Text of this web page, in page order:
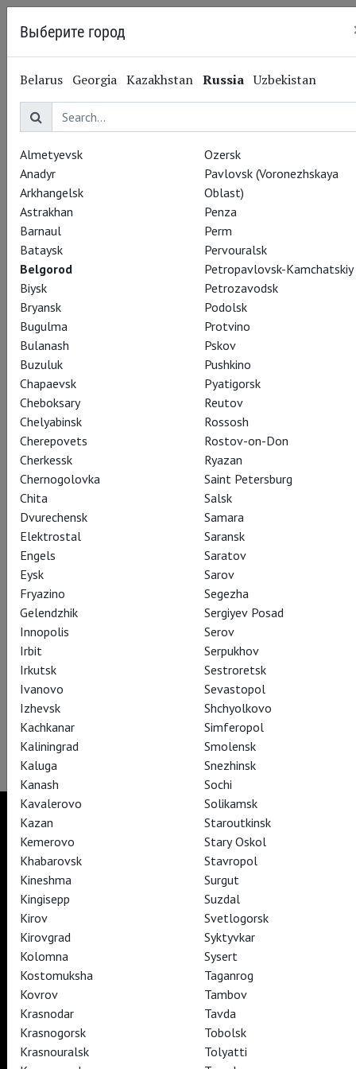
18.11.2013
Тест на знание пьес
Уильяма Шекспира
В 2014-м Уильяму Шекспиру исполняется 450 лет. Как
хорошо вы знаете его пьесы?
Тест на сайте www.colta.ru
TheatreHD
TheatreHD Опера
TheatreHD Балет в кино
ART IN CINEMAS
ART IN CINEMAS
TheatreHD
TheatreHD Опера
Выберите город
Belarus Georgia Kazakhstan Russia Uzbekistan
Almetyevsk
Anadyr
Arkhangelsk
Astrakhan
Barnaul
Bataysk
Belgorod
Biysk
Bryansk
Bugulma
Bulanash
Buzuluk
Chapaevsk
Cheboksary
Chelyabinsk
Cherepovets
Cherkessk
Chernogolovka
Chita
Dvurechensk
Elektrostal
Engels
Eysk
Fryazino
Gelendzhik
Innopolis
Irbit
Irkutsk
Ivanovo
Izhevsk
Kachkanar
Kaliningrad
Kaluga
Kanash
Kavalerovo
Kazan
Kemerovo
Khabarovsk
Kineshma
Kingisepp
Kirov
Kirovgrad
Kolomna
Kostomuksha
Kovrov
Krasnodar
Krasnogorsk
Krasnouralsk
Ozersk
Pavlovsk (Voronezhskaya
Oblast)
Penza
Perm
Pervouralsk
Petropavlovsk-Kamchatskiy
Petrozavodsk
Podolsk
Protvino
Pskov
Pushkino
Pyatigorsk
Reutov
Rossosh
Rostov-on-Don
Ryazan
Saint Petersburg
Salsk
Samara
Saransk
Saratov
Sarov
Segezha
Sergiyev Posad
Serov
Serpukhov
Sestroretsk
Sevastopol
Shchyolkovo
Simferopol
Smolensk
Snezhinsk
Sochi
Solikamsk
Staroutkinsk
Stary Oskol
Stavropol
Surgut
Suzdal
Svetlogorsk
Syktyvkar
Sysert
Taganrog
Tambov
Tavda
Tobolsk
Tolyatti